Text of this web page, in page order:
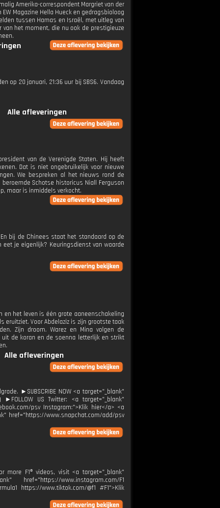
Amerika-correspondent Margriet van der
Magazine Hella Hueck en gedragsbioloog
tussen Hamas en Israël, met uitleg van
van het moment, die nu ook de prestigieuze
op 20 januari, 21:36 uur bij SBS6. Vandaag
Alle afleveringen
van de Verenigde Staten. Hij heeft
Dat is niet ongebruikelijk voor nieuwe
We bespreken al het nieuws rond de
Schotse historicus Niall Ferguson
maar is inmiddels verkocht.
bij de Chinees staat het standaard op de
je eigenlijk? Keuringsdienst van waarde
het leven is één grote aaneenschakeling
eruitziet. Voor Abdelaziz is zijn grootste taak
Zijn droom. Warez en Mina volgen de
de koran en de soenna letterlijk en strikt
Alle afleveringen
►SUBSCRIBE NOW <a target="_blank"
US Twitter: <a target="_blank"
psv Instagram:">Klik hier</a> <a
href="https://www.snapchat.com/add/psv
F1® videos, visit <a target="_blank"
href="https://www.instagram.com/F1
https://www.tiktok.com/@f1 #F1">Klik